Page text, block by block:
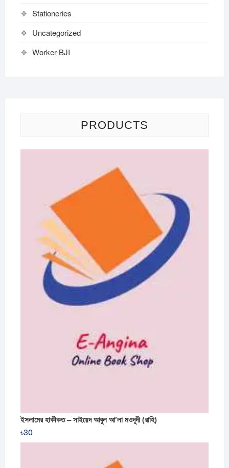
Stationeries
Uncategorized
Worker-BJI
PRODUCTS
ইসলামের হাকীকত – সাইয়েদ আবুল আ’লা মওদূদী (রাহি)
৳30